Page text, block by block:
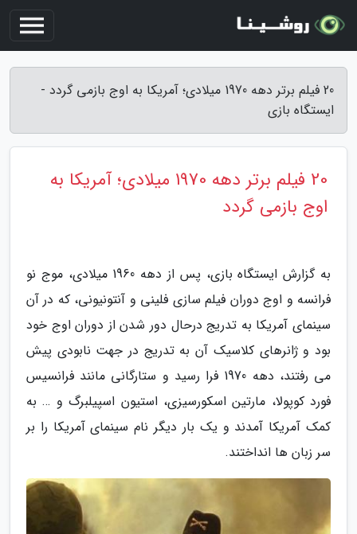
20 فیلم برتر دهه 1970 میلادی؛ آمریکا به اوج بازمی گردد -
ایستگاه بازی
20 فیلم برتر دهه 1970 میلادی؛ آمریکا به
اوج بازمی گردد
به گزارش ایستگاه بازی، پس از دهه 1960 میلادی، موج نو
فرانسه و اوج دوران فیلم سازی فلینی و آنتونیونی، که در آن
سینمای آمریکا به تدریج درحال دور شدن از دوران اوج خود
بود و ژانرهای کلاسیک آن به تدریج در جهت نابودی پیش
می رفتند، دهه 1970 فرا رسید و ستارگانی مانند فرانسیس
فورد کوپولا، مارتین اسکورسیزی، استیون اسپیلبرگ و … به
کمک آمریکا آمدند و یک بار دیگر نام سینمای آمریکا را بر
سر زبان ها انداختند.